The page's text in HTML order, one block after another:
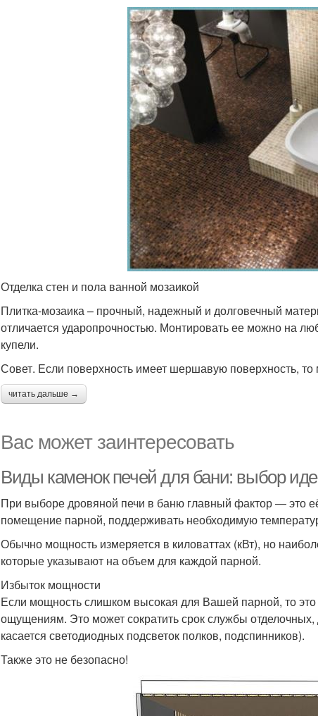
Отделка стен и пола ванной мозаикой
Плитка-мозаика – прочный, надежный и долговечный
отличается ударопрочностью. Монтировать ее можно на
купели.
Совет. Если поверхность имеет шершавую поверхность, то
читать дальше →
Вас может заинтересовать
Виды каменок печей для бани: выбор
При выборе дровяной печи в баню главный фактор — это
помещение парной, поддерживать необходимую
Обычно мощность измеряется в киловаттах (кВт), но
которые указывают на объем для каждой парной.
Избыток мощности
Если мощность слишком высокая для Вашей парной, то
ощущениям. Это может сократить срок службы
касается светодиодных подсветок полков, подспинников).
Также это не безопасно!